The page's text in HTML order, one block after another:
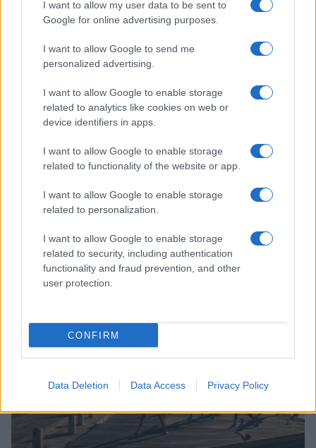
I want to allow my user data to be sent to
Google for online advertising purposes.
I want to allow Google to send me
personalized advertising.
I want to allow Google to enable storage
related to analytics like cookies on web or
device identifiers in apps.
I want to allow Google to enable storage
related to functionality of the website or app.
I want to allow Google to enable storage
related to personalization.
I want to allow Google to enable storage
related to security, including authentication
functionality and fraud prevention, and other
user protection.
CONFIRM
Data Deletion Data Access Privacy Policy
Matteo Pellegrino · 6 Ago 2026
Come riconoscere e risolvere i problemi della lavanda
nel tuo giardino
Beatrice Bonaventura · 6 Ago 2026